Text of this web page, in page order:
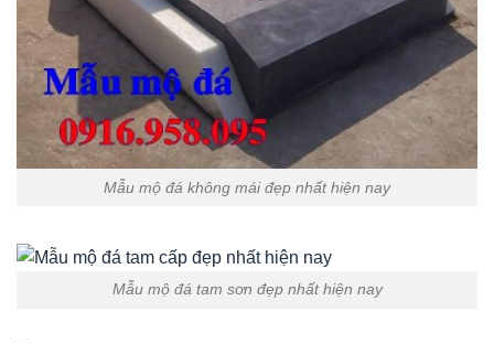
Mẫu mộ đá không mái đẹp nhất hiện nay
Mẫu mộ đá tam sơn đẹp nhất hiện nay